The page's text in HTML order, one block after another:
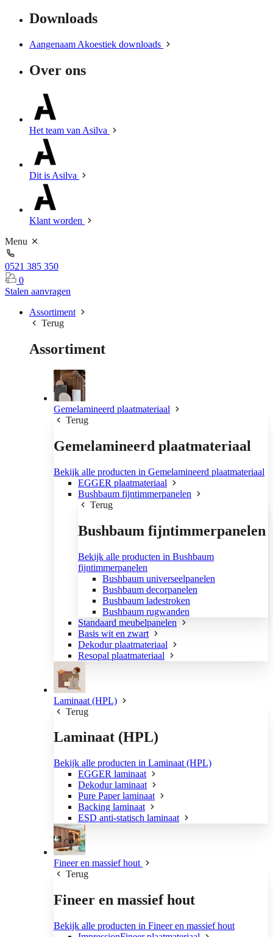
Downloads
Aangenaam Akoestiek downloads
Over ons
Het team van Asilva
Dit is Asilva
Klant worden
Menu
0521 385 350
0
Stalen aanvragen
Assortiment
Terug
Assortiment
Gemelamineerd plaatmateriaal
Terug
Gemelamineerd plaatmateriaal
Bekijk alle producten in Gemelamineerd plaatmateriaal
EGGER plaatmateriaal
Bushbaum fijntimmerpanelen
Terug
Bushbaum fijntimmerpanelen
Bekijk alle producten in Bushbaum
fijntimmerpanelen
Bushbaum universeelpanelen
Bushbaum decorpanelen
Bushbaum ladestroken
Bushbaum rugwanden
Standaard meubelpanelen
Basis wit en zwart
Dekodur plaatmateriaal
Resopal plaatmateriaal
Laminaat (HPL)
Terug
Laminaat (HPL)
Bekijk alle producten in Laminaat (HPL)
EGGER laminaat
Dekodur laminaat
Pure Paper laminaat
Backing laminaat
ESD anti-statisch laminaat
Fineer en massief hout
Terug
Fineer en massief hout
Bekijk alle producten in Fineer en massief hout